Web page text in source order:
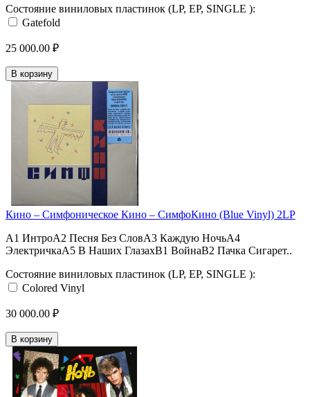
Состояние виниловых пластинок (LP, EP, SINGLE ):
Gatefold
25 000.00 ₽
В корзину
Кино ‎– Симфоническое Кино – СимфоКино (Blue Vinyl) 2LP
A1 ИнтроA2 Песня Без СловA3 Каждую НочьA4
ЭлектричкаA5 В Наших ГлазахB1 ВойнаB2 Пачка Сигарет..
Состояние виниловых пластинок (LP, EP, SINGLE ):
Colored Vinyl
30 000.00 ₽
В корзину